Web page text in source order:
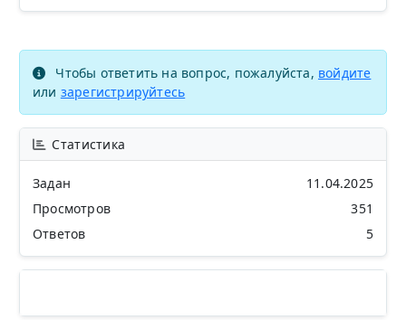
Чтобы ответить на вопрос, пожалуйста, войдите
или зарегистрируйтесь
Статистика
Задан
11.04.2025
Просмотров
351
Ответов
5